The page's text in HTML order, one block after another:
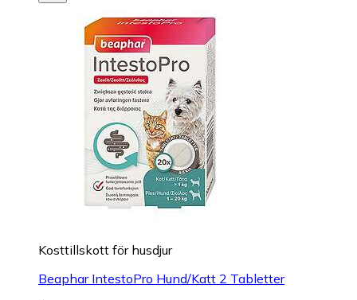
Kosttillskott för husdjur
Beaphar IntestoPro Hund/Katt 2 Tabletter